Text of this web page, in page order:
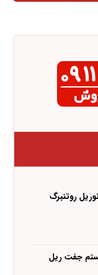
روتنبرگ
جفت ریل